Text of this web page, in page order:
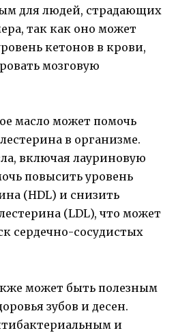
для людей, страдающих
так как оно может
кетонов в крови,
мозговую
масло может помочь
в организме.
включая лауриновую
повысить уровень
(HDL) и снизить
(LDL), что может
сердечно-сосудистых
может быть полезным
зубов и десен.
и